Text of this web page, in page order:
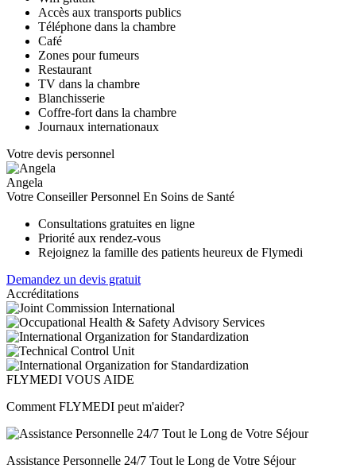
Accès aux transports publics
Téléphone dans la chambre
Café
Zones pour fumeurs
Restaurant
TV dans la chambre
Blanchisserie
Coffre-fort dans la chambre
Journaux internationaux
Votre devis personnel
Angela
Votre Conseiller Personnel En Soins de Santé
Consultations gratuites en ligne
Priorité aux rendez-vous
Rejoignez la famille des patients heureux de Flymedi
Demandez un devis gratuit
Accréditations
FLYMEDI VOUS AIDE
Comment FLYMEDI peut m'aider?
Assistance Personnelle 24/7 Tout le Long de Votre Séjour